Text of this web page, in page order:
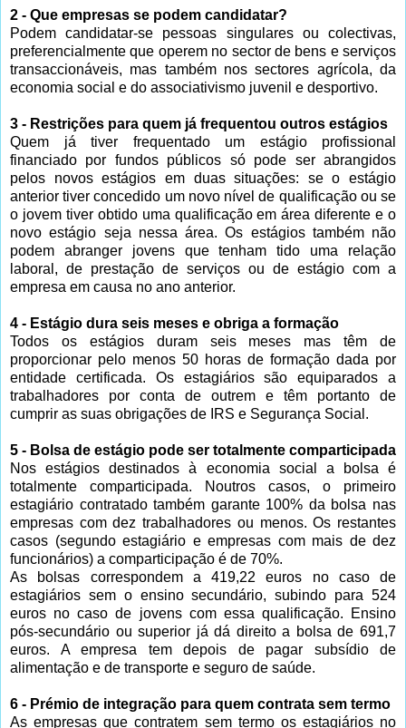
2 - Que empresas se podem candidatar?
Podem candidatar-se pessoas singulares ou colectivas,
preferencialmente que operem no sector de bens e serviços
transaccionáveis, mas também nos sectores agrícola, da
economia social e do associativismo juvenil e desportivo.
3 - Restrições para quem já frequentou outros estágios
Quem já tiver frequentado um estágio profissional
financiado por fundos públicos só pode ser abrangidos
pelos novos estágios em duas situações: se o estágio
anterior tiver concedido um novo nível de qualificação ou se
o jovem tiver obtido uma qualificação em área diferente e o
novo estágio seja nessa área. Os estágios também não
podem abranger jovens que tenham tido uma relação
laboral, de prestação de serviços ou de estágio com a
empresa em causa no ano anterior.
4 - Estágio dura seis meses e obriga a formação
Todos os estágios duram seis meses mas têm de
proporcionar pelo menos 50 horas de formação dada por
entidade certificada. Os estagiários são equiparados a
trabalhadores por conta de outrem e têm portanto de
cumprir as suas obrigações de IRS e Segurança Social.
5 - Bolsa de estágio pode ser totalmente comparticipada
Nos estágios destinados à economia social a bolsa é
totalmente comparticipada. Noutros casos, o primeiro
estagiário contratado também garante 100% da bolsa nas
empresas com dez trabalhadores ou menos. Os restantes
casos (segundo estagiário e empresas com mais de dez
funcionários) a comparticipação é de 70%.
As bolsas correspondem a 419,22 euros no caso de
estagiários sem o ensino secundário, subindo para 524
euros no caso de jovens com essa qualificação. Ensino
pós-secundário ou superior já dá direito a bolsa de 691,7
euros. A empresa tem depois de pagar subsídio de
alimentação e de transporte e seguro de saúde.
6 - Prémio de integração para quem contrata sem termo
As empresas que contratem sem termo os estagiários no